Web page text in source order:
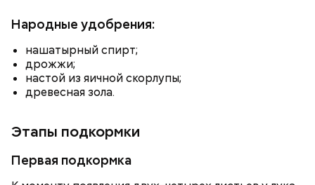
Народные удобрения:
нашатырный спирт;
дрожжи;
настой из яичной скорлупы;
древесная зола.
Этапы подкормки
Первая подкормка
ориентироваться на запах: